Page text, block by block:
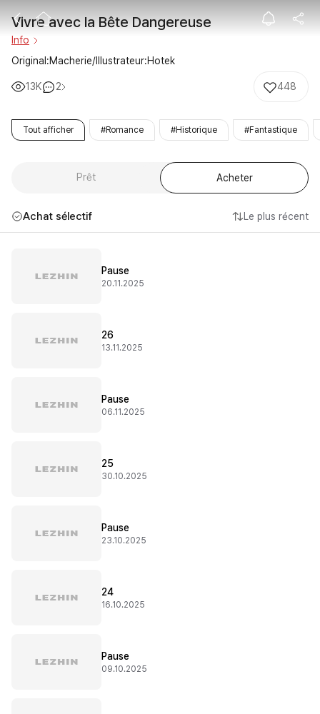
Vivre avec la
Vivre avec la Bête Dangereuse
Info
Original:Macherie/Illustrateur:Hotek
13K 2 448
Tout afficher #Romance #Historique #Fantastique
Prêt Acheter
Achat sélectif Le plus récent
Pause
20.11.2025
26
13.11.2025
Pause
06.11.2025
25
30.10.2025
Pause
23.10.2025
24
16.10.2025
Pause
09.10.2025